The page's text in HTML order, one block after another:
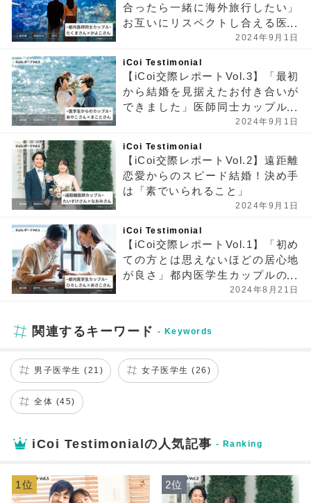
合ったら一緒に海外旅行したい」
お互いにリスペクトし合える医師
2024年9月1日
iCoi Testimonial
【iCoi交際レポートVol.3】「最初
から結婚を見据えたお付き合いが
できました」医師同士カップルの
2024年9月1日
iCoi Testimonial
【iCoi交際レポートVol.2】遠距離
恋愛からのスピード結婚！決め手
は「素でいられること」
2024年9月1日
iCoi Testimonial
【iCoi交際レポートVol.1】「初め
ての方とは思えないほどの居心地
が良さ」都内医学生カップルの場
2024年8月21日
関連するキーワード
男子医学生 (21) 女子医学生 (26)
全体 (45)
iCoi Testimonialの人気記事
1位 2位